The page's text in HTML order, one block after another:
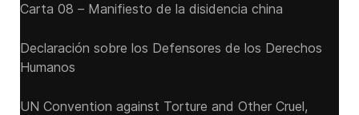
Carta 08 – Manifiesto de la disidencia china
Declaración sobre los Defensores de los Derechos
Humanos
UN Convention against Torture and Other Cruel,